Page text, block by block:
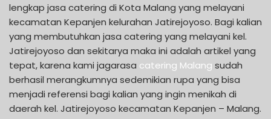
lengkap jasa catering di Kota Malang yang melayani
kecamatan Kepanjen kelurahan Jatirejoyoso. Bagi kalian
yang membutuhkan jasa catering yang melayani kel.
Jatirejoyoso dan sekitarya maka ini adalah artikel yang
tepat, karena kami jagarasa catering Malang sudah
berhasil merangkumnya sedemikian rupa yang bisa
menjadi referensi bagi kalian yang ingin menikah di
daerah kel. Jatirejoyoso kecamatan Kepanjen – Malang.